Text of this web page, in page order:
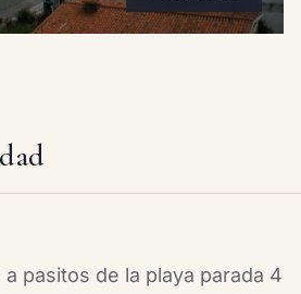
pasitos de la playa parada 4